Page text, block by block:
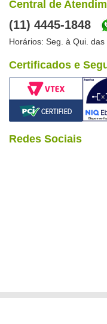
Central de
(11) 4445-1848
Horários: Seg. à Qui.
Certificados e
Redes Sociais